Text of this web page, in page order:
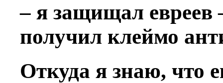
– я защищал евреев
получил клеймо
Откуда я знаю, что